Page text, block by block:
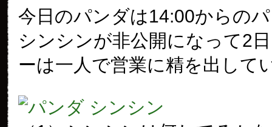
今日のパンダは14:00からの
シンシンが非公開になって2
ーは一人で営業に精を出して